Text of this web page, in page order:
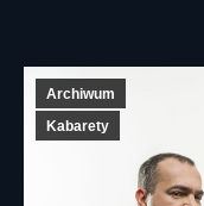
Archiwum
Kabarety